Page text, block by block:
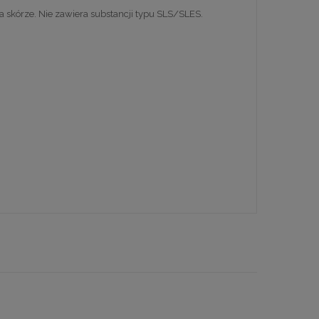
Nie zawiera substancji typu SLS/SLES.